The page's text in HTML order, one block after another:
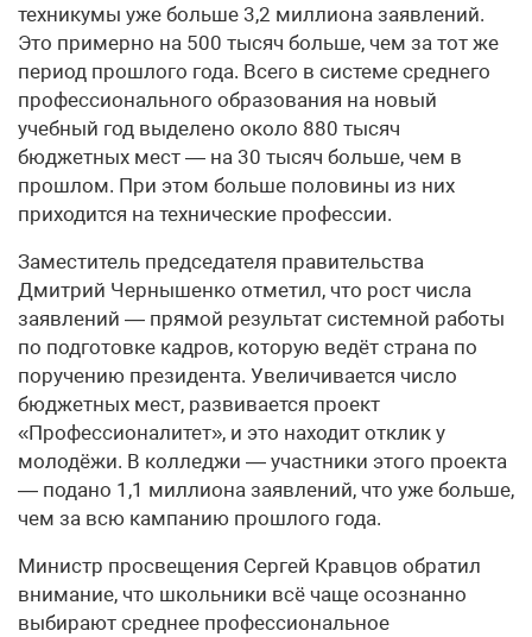
техникумы уже больше 3,2 миллиона заявлений.
Это примерно на 500 тысяч больше, чем за тот же
период прошлого года. Всего в системе среднего
профессионального образования на новый
учебный год выделено около 880 тысяч
бюджетных мест — на 30 тысяч больше, чем в
прошлом. При этом больше половины из них
приходится на технические профессии.
Заместитель председателя правительства
Дмитрий Чернышенко отметил, что рост числа
заявлений — прямой результат системной работы
по подготовке кадров, которую ведёт страна по
поручению президента. Увеличивается число
бюджетных мест, развивается проект
«Профессионалитет», и это находит отклик у
молодёжи. В колледжи — участники этого проекта
— подано 1,1 миллиона заявлений, что уже больше,
чем за всю кампанию прошлого года.
Министр просвещения Сергей Кравцов обратил
внимание, что школьники всё чаще осознанно
выбирают среднее профессиональное